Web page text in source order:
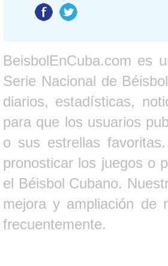
BeisbolEnCuba.com es
Serie Nacional de
diarios, estadísticas,
para que los usuarios
o sus estrellas
pronosticar los juegos o
el Béisbol Cubano.
mejora y ampliación de
frecuentemente.